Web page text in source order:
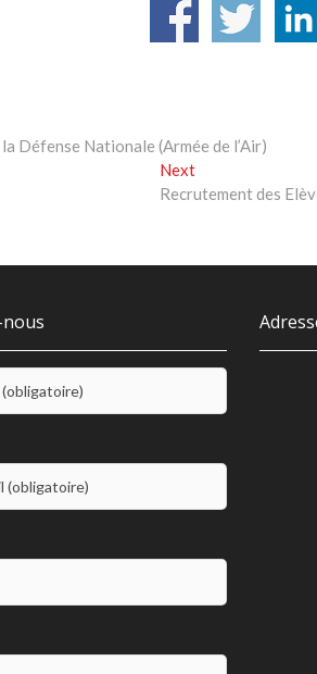
Défense Nationale (Armée de l’Air)
NextNext
post:
Recrutement des